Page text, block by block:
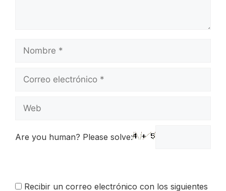
Nombre
Correo
Web
Are you human? Please solve:
Recibir un correo electrónico con los siguientes